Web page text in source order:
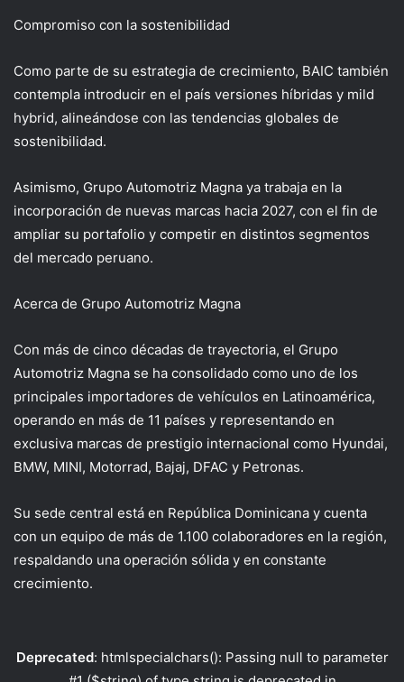
Compromiso con la sostenibilidad
Como parte de su estrategia de crecimiento, BAIC también
contempla introducir en el país versiones híbridas y mild
hybrid, alineándose con las tendencias globales de
sostenibilidad.
Asimismo, Grupo Automotriz Magna ya trabaja en la
incorporación de nuevas marcas hacia 2027, con el fin de
ampliar su portafolio y competir en distintos segmentos
del mercado peruano.
Acerca de Grupo Automotriz Magna
Con más de cinco décadas de trayectoria, el Grupo
Automotriz Magna se ha consolidado como uno de los
principales importadores de vehículos en Latinoamérica,
operando en más de 11 países y representando en
exclusiva marcas de prestigio internacional como Hyundai,
BMW, MINI, Motorrad, Bajaj, DFAC y Petronas.
Su sede central está en República Dominicana y cuenta
con un equipo de más de 1.100 colaboradores en la región,
respaldando una operación sólida y en constante
crecimiento.
Deprecated: htmlspecialchars(): Passing null to parameter